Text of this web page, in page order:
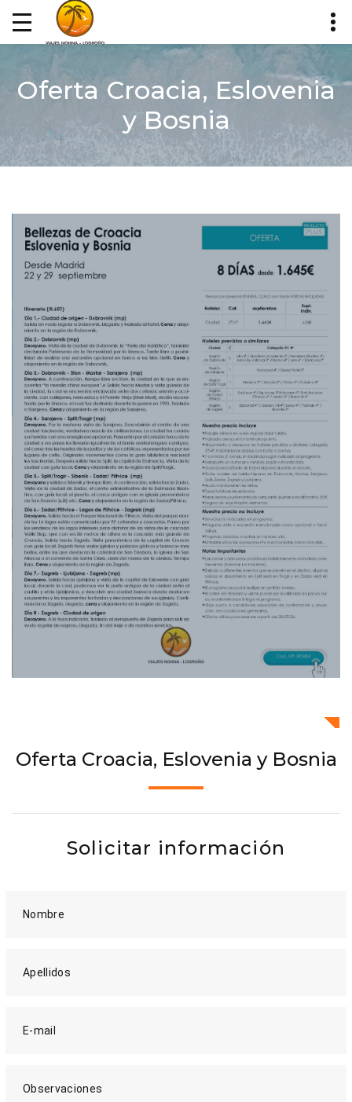
Oferta Croacia, Eslovenia
y Bosnia
Oferta Croacia, Eslovenia y Bosnia
Solicitar información
Nombre
Apellidos
E-mail
Observaciones